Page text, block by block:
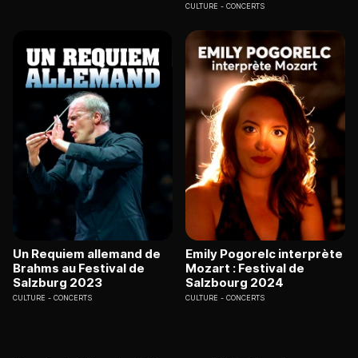
CULTURE CONCERTS
Un Requiem allemand de
Brahms au Festival de
Salzburg 2023
CULTURE CONCERTS
Emily Pogorelc interprète
Mozart : Festival de
Salzbourg 2024
CULTURE CONCERTS